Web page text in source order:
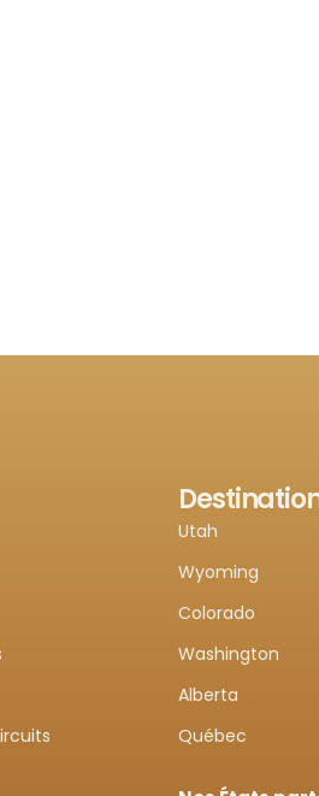
Utah
Wyoming
Colorado
Washington
Alberta
Québec